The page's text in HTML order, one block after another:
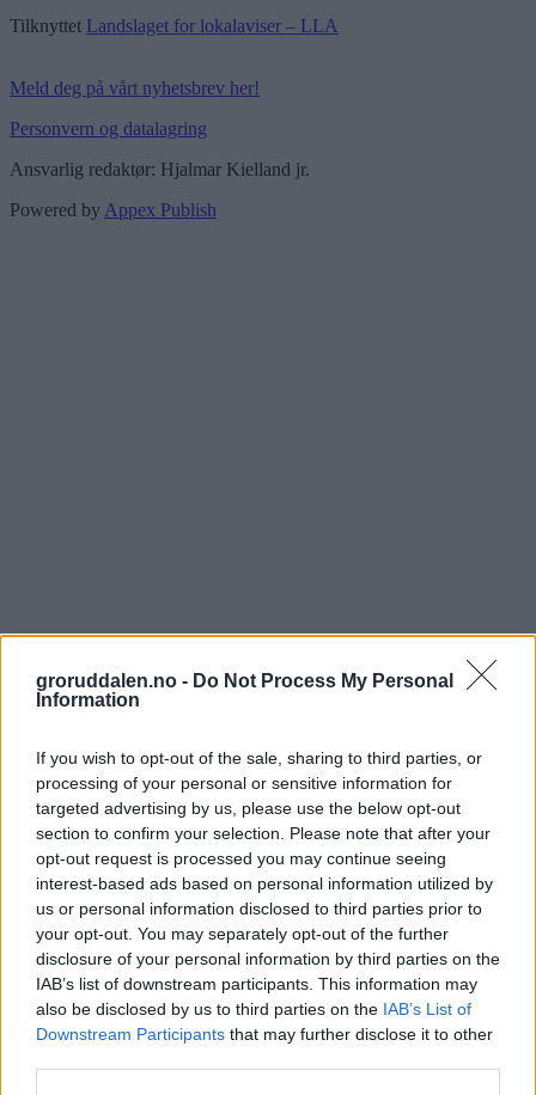
groruddalen.no - Do Not Process My Personal
Information
If you wish to opt-out of the sale, sharing to third parties, or
processing of your personal or sensitive information for
targeted advertising by us, please use the below opt-out
section to confirm your selection. Please note that after your
opt-out request is processed you may continue seeing
interest-based ads based on personal information utilized by
us or personal information disclosed to third parties prior to
your opt-out. You may separately opt-out of the further
disclosure of your personal information by third parties on the
IAB’s list of downstream participants. This information may
also be disclosed by us to third parties on the IAB’s List of
Downstream Participants that may further disclose it to other
Tilknyttet Landslaget for lokalaviser – LLA
Meld deg på vårt nyhetsbrev her!
Personvern og datalagring
Ansvarlig redaktør: Hjalmar Kielland jr.
Powered by Appex Publish